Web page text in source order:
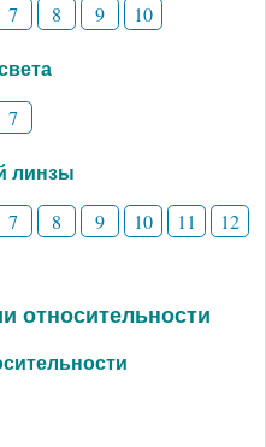
7 8 9 10
7
линзы
7 8 9 10 11
12
относительности